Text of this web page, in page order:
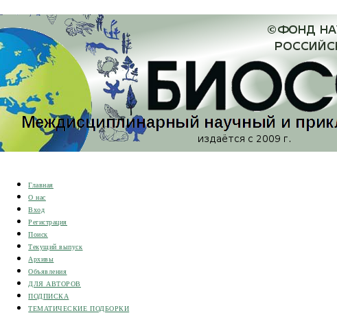
Главная
О нас
Вход
Регистрация
Поиск
Текущий выпуск
Архивы
Объявления
ДЛЯ АВТОРОВ
ПОДПИСКА
ТЕМАТИЧЕСКИЕ ПОДБОРКИ